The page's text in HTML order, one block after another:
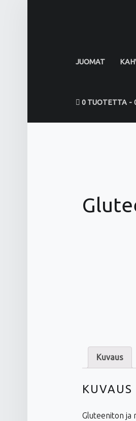
JUOMAT
0 TUOTETTA
Kuvaus
KUVAUS
Gluteeniton ja